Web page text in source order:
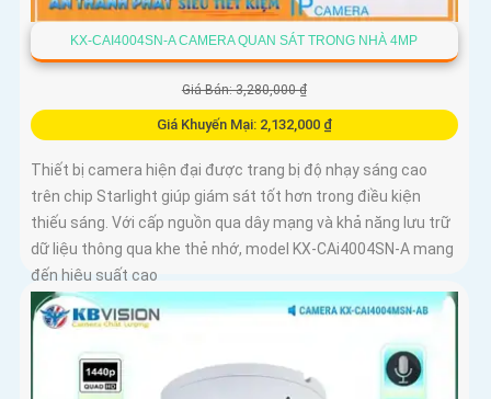
KX-CAI4004SN-A CAMERA QUAN SÁT TRONG NHÀ 4MP
Giá Bán: 3,280,000 ₫
Giá Khuyến Mại: 2,132,000 ₫
Thiết bị camera hiện đại được trang bị độ nhạy sáng cao
trên chip Starlight giúp giám sát tốt hơn trong điều kiện
thiếu sáng. Với cấp nguồn qua dây mạng và khả năng lưu trữ
dữ liệu thông qua khe thẻ nhớ, model KX-CAi4004SN-A mang
đến hiệu suất cao